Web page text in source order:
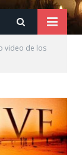
video de los